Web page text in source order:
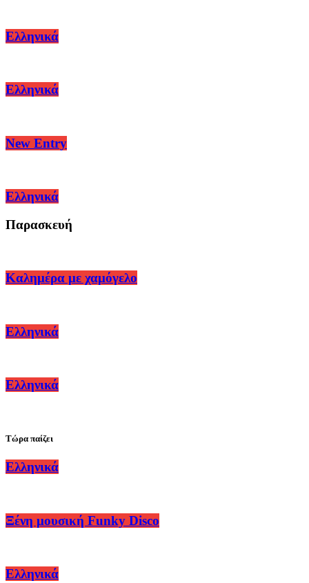
Ελληνικά
Ελληνικά
New Entry
Ελληνικά
Παρασκευή
Καλημέρα με χαμόγελο
Ελληνικά
Ελληνικά
Τώρα παίζει
Ελληνικά
Ξένη μουσική Funky Disco
Ελληνικά